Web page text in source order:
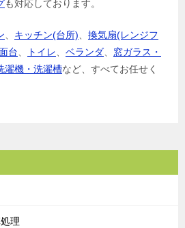
も対応しております。
キッチン(台所)
換気扇(レンジフ
台 トイレ ベランダ
窓ガラス・
濯機・洗濯槽など、すべてお任せく
理